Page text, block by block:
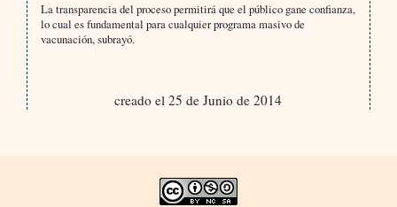
La transparencia del proceso permitirá que el público gane confianza,
lo cual es fundamental para cualquier programa masivo de
vacunación, subrayó.
creado el 25 de Junio de 2014